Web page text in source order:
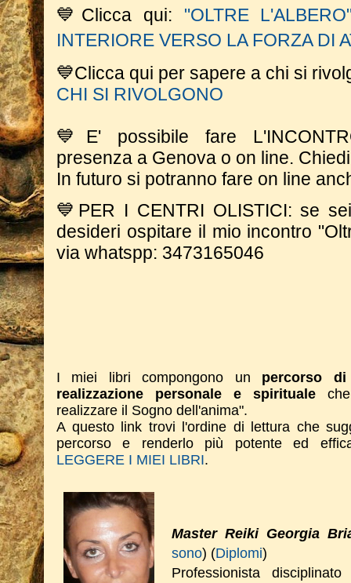
💙Clicca qui: "OLTRE
INTERIORE VERSO LA FORZA DI
💙Clicca qui per sapere a chi si
CHI SI RIVOLGONO
💙E' possibile fare
presenza a Genova o on line.
In futuro si potranno fare on line
💙PER I CENTRI OLISTICI: se
desideri ospitare il mio incontro
via whatspp: 3473165046
I miei libri compongono un percorso
realizzazione personale e spirituale
realizzare il Sogno dell'anima".
A questo link trovi l'ordine di lettura che
percorso e renderlo più potente ed
LEGGERE I MIEI LIBRI.
Master Reiki Georgia
sono) (Diplomi)
Professionista